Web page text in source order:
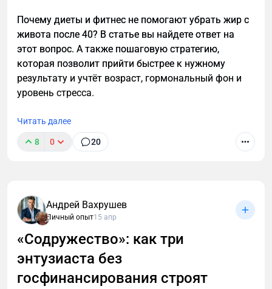
Почему диеты и фитнес не помогают убрать жир с
живота после 40? В статье вы найдете ответ на
этот вопрос. А также пошаговую стратегию,
которая позволит прийти быстрее к нужному
результату и учтёт возраст, гормональный фон и
уровень стресса.
Читать далее
8 0 20
Андрей Вахрушев
Личный опыт15 апр
«Содружество»: как три
энтузиаста без
госфинансирования строят